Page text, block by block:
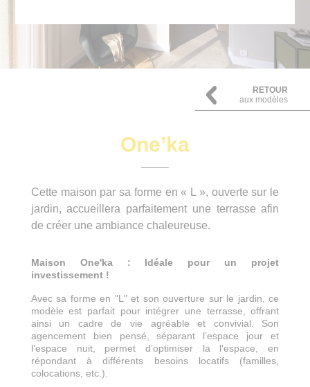
RETOUR
aux modèles
One’ka
Cette maison par sa forme en « L », ouverte sur le
jardin, accueillera parfaitement une terrasse afin
de créer une ambiance chaleureuse.
Maison One'ka : Idéale pour un projet
investissement !
Avec sa forme en "L" et son ouverture sur le jardin, ce
modèle est parfait pour intégrer une terrasse, offrant
ainsi un cadre de vie agréable et convivial. Son
agencement bien pensé, séparant l’espace jour et
l’espace nuit, permet d’optimiser la l'espace, en
répondant à différents besoins locatifs (familles,
colocations, etc.).